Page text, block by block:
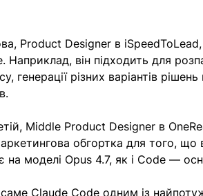
Product Designer в
він підходить для
генерації різних варіантів
Middle Product Designer в
обгортка для того,
на моделі Opus 4.7, як і Code —
Сlaude Code одним із